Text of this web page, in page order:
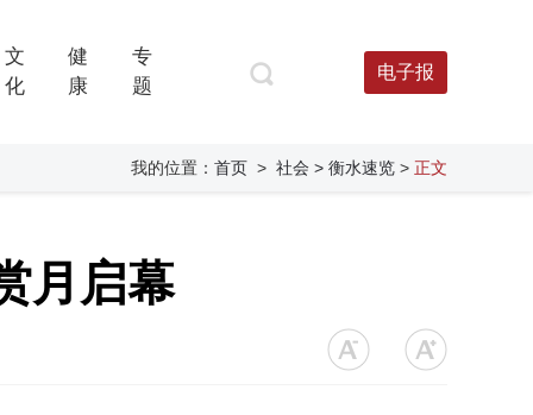
文
化
健
康
专
题
电子报
我的位置： 首页 > 社会 > 衡水速览 > 正文
月启幕